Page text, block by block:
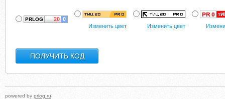
Изменить цвет Изменить цвет
powered by prlog.ru